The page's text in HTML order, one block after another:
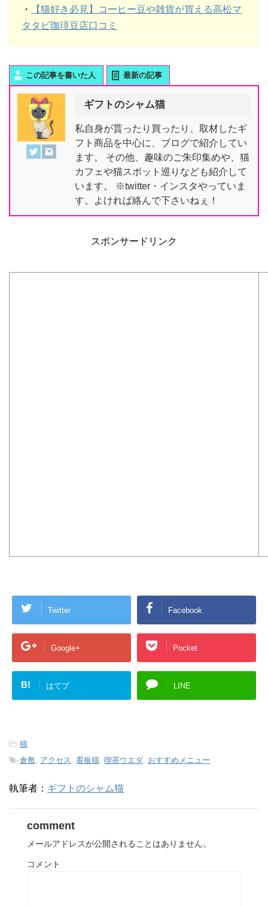
・
【猫好き必見】コーヒー豆や雑貨が買える高松マ
タタビ珈琲豆店口コミ
この記事を書いた人 最新の記事
ギフトのシャム猫
私自身が貰ったり買ったり、取材したギ
フト商品を中心に、ブログで紹介してい
ます。 その他、趣味のご朱印集めや、猫
カフェや猫スポット巡りなども紹介して
います。 ※twitter・インスタやっていま
す。よければ絡んで下さいねぇ！
スポンサードリンク
Twitter Facebook
Google+ Pocket
B! はてブ LINE
-猫
-倉敷, アクセス, 看板猫, 喫茶ウエダ, おすすめメニュー
執筆者： ギフトのシャム猫
comment
メールアドレスが公開されることはありません。
コメント